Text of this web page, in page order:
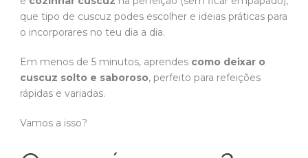
que tipo de cuscuz podes escolher e ideias práticas para
o incorporares no teu dia a dia.
Em menos de 5 minutos, aprendes como deixar o
cuscuz solto e saboroso, perfeito para refeições
rápidas e variadas.
Vamos a isso?